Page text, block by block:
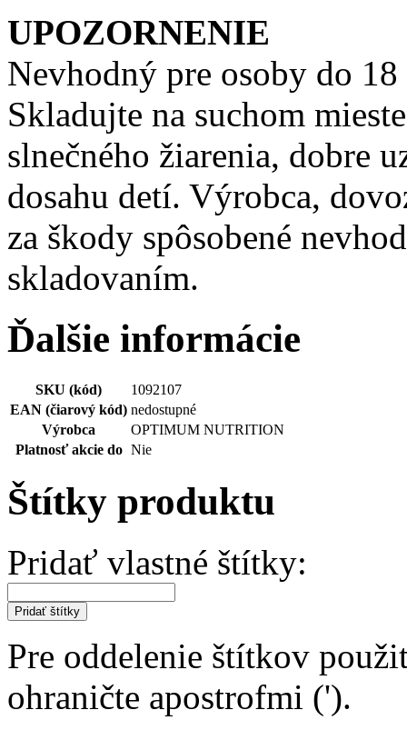
UPOZORNENIE
Nevhodný pre osoby do
Skladujte na suchom
slnečného žiarenia, dobre
dosahu detí. Výrobca,
za škody spôsobené
skladovaním.
Ďalšie informácie
SKU (kód)
1092107
EAN (čiarový kód) nedostupné
Výrobca
OPTIMUM NUTRITION
Platnosť akcie do Nie
Štítky produktu
Pridať vlastné štítky:
Pridať štítky
Pre oddelenie štítkov
ohraničte apostrofmi (').